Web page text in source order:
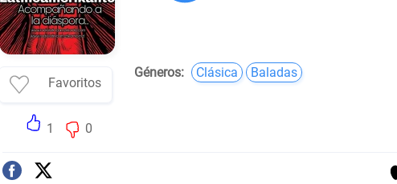
Favoritos
1 0
Géneros: Clásica Baladas